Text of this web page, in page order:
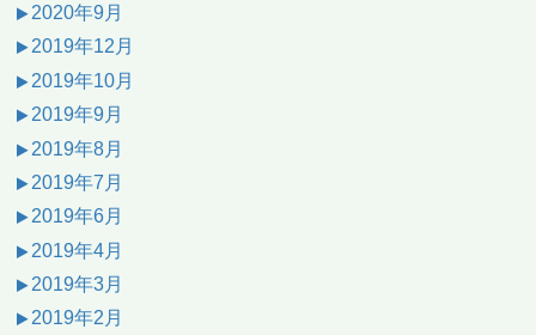
2020年9月
2019年12月
2019年10月
2019年9月
2019年8月
2019年7月
2019年6月
2019年4月
2019年3月
2019年2月